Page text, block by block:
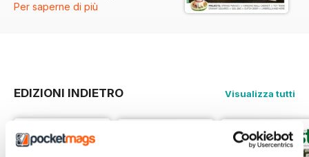
corporations telling us what they
100 things into my hands at once
doesn’t mean I have to take all of
I sift through the pile and take only
Per saperne di più
EDIZIONI INDIETRO Visualizza tutti